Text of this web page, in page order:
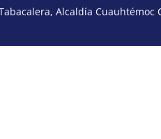
Alcaldía Cuauhtémoc